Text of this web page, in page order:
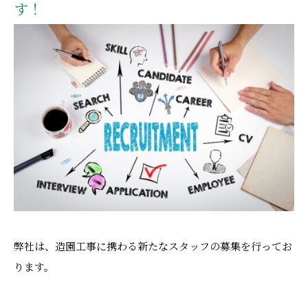
す！
弊社は、造園工事に携わる新たなスタッフの募集を行ってお
ります。